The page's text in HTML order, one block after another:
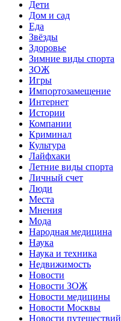
Дети
Дом и сад
Еда
Звёзды
Здоровье
Зимние виды спорта
ЗОЖ
Игры
Импортозамещение
Интернет
Истории
Компании
Криминал
Культура
Лайфхаки
Летние виды спорта
Личный счет
Люди
Места
Мнения
Мода
Народная медицина
Наука
Наука и техника
Недвижимость
Новости
Новости ЗОЖ
Новости медицины
Новости Москвы
Новости путешествий